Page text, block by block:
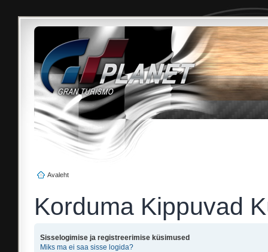
Avaleht
Korduma Kippuvad
Sisselogimise ja registreerimise küsimused
Miks ma ei saa sisse logida?